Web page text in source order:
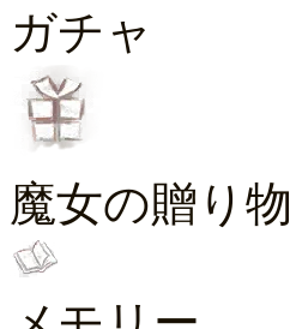
ガチャ
魔女の贈り物